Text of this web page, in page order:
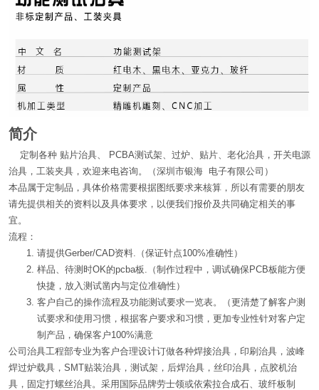
简介
定制各种 贴片治具、 PCBA测试架、过炉、贴片、老化治具，开关电源
治具，工装夹具，欢迎来电咨询。（深圳市银海 电子有限公司）
本品属于定制品，具体价格需要根据图纸要求来核算，所以有需要的朋友
请先提供相关的资料以及具体要求，以便我们报价及共同确定相关的事
宜。
流程：
请提供Gerber/CAD资料.（保证针点100%准确性）
样品、待测时OK的pcba板.（制作过程中，调试确保PCB板能方便
快捷，放入测试凿内与定位准确性）
客户自己的操作流程及功能测试要求一览表。（更清楚了解客户测
试要求和使用习惯，根据客户要求和习惯，更加专业性针对客户定
制产品，确保客户100%满意
公司治具工程部专业为客户合理设计订做各种焊接治具，印刷治具，波峰
焊过炉载具，SMT贴装治具，测试架，后焊治具，丝印治具，点胶机治
具，固定打螺丝治具。采用国际品牌劳士领或依索拉合成石、玻纤板制